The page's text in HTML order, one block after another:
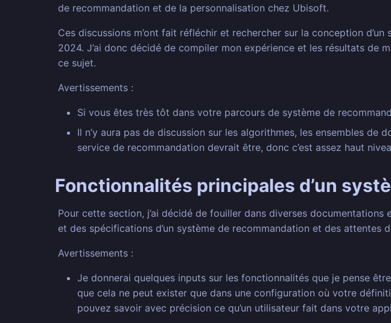
de recommandation et de la personnalisation chez Ubisoft.
Ces discussions m’ont fait réfléchir et rechercher sur la conception
2024. J’ai donc décidé de compiler mon expérience et les résultats
ce sujet.
Avertissements :
Si vous êtes très tôt dans votre parcours de système de
Il n’y aura pas de discussion sur les algorithmes, les ensembles
service de recommandation devrait être, donc c’est assez haut
Fonctionnalités principales d’un
Pour cette section, j’ai décidé de fouiller dans diverses
et des spécifications d’un système de recommandation et des attentes
Avertissements :
Je donnerai quelques inputs sur les fonctionnalités que je pense
que cela ne peut exister que dans une configuration où votre
pouvez savoir avec précision ce qu’un utilisateur fait dans votre